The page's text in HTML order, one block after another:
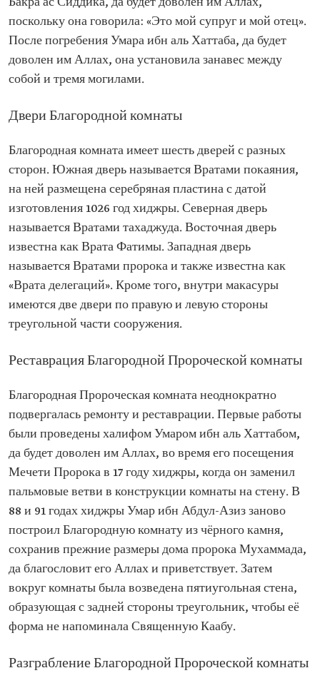
поскольку она говорила: «Это мой супруг и мой отец».
После погребения Умара ибн аль Хаттаба, да будет
доволен им Аллах, она установила занавес между
собой и тремя могилами.
Двери Благородной комнаты
Благородная комната имеет шесть дверей с разных
сторон. Южная дверь называется Вратами покаяния,
на ней размещена серебряная пластина с датой
изготовления 1026 год хиджры. Северная дверь
называется Вратами тахаджуда. Восточная дверь
известна как Врата Фатимы. Западная дверь
называется Вратами пророка и также известна как
«Врата делегаций». Кроме того, внутри макасуры
имеются две двери по правую и левую стороны
треугольной части сооружения.
Реставрация Благородной Пророческой комнаты
Благородная Пророческая комната неоднократно
подвергалась ремонту и реставрации. Первые работы
были проведены халифом Умаром ибн аль Хаттабом,
да будет доволен им Аллах, во время его посещения
Мечети Пророка в 17 году хиджры, когда он заменил
пальмовые ветви в конструкции комнаты на стену. В
88 и 91 годах хиджры Умар ибн Абдул-Азиз заново
построил Благородную комнату из чёрного камня,
сохранив прежние размеры дома пророка Мухаммада,
да благословит его Аллах и приветствует. Затем
вокруг комнаты была возведена пятиугольная стена,
образующая с задней стороны треугольник, чтобы её
форма не напоминала Священную Каабу.
Разграбление Благородной Пророческой комнаты